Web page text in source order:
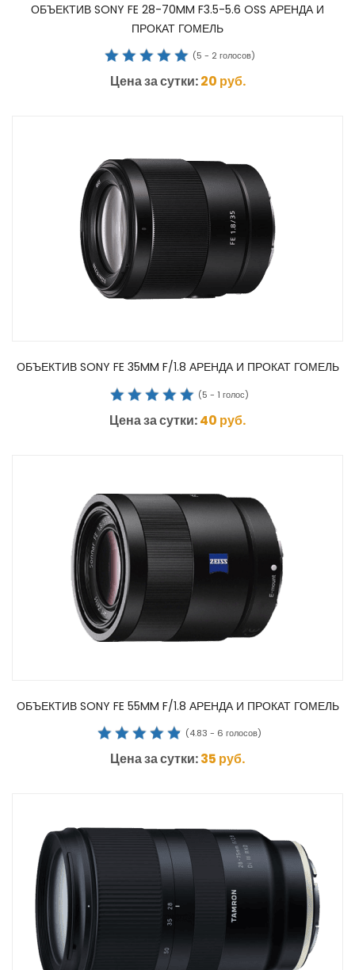
ОБЪЕКТИВ SONY FE 28-70MM F3.5-5.6 OSS АРЕНДА И
ПРОКАТ ГОМЕЛЬ
(5 - 2 голосов)
Цена за сутки:20 руб.
ОБЪЕКТИВ SONY FE 35MM F/1.8 АРЕНДА И ПРОКАТ ГОМЕЛЬ
(5 - 1 голос)
Цена за сутки:40 руб.
ОБЪЕКТИВ SONY FE 55MM F/1.8 АРЕНДА И ПРОКАТ ГОМЕЛЬ
(4.83 - 6 голосов)
Цена за сутки:35 руб.